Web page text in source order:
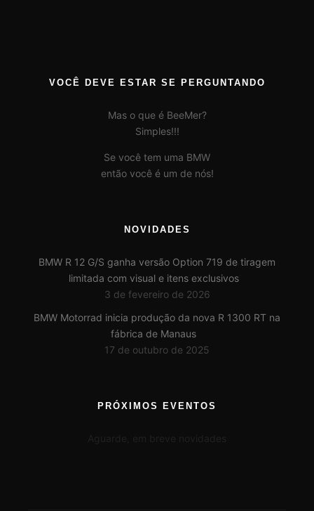
VOCÊ DEVE ESTAR SE PERGUNTANDO
Mas o que é BeeMer?
Simples!!!
Se você tem uma BMW
então você é um de nós!
NOVIDADES
BMW R 12 G/S ganha versão Option 719 de tiragem
limitada com visual e itens exclusivos
3 de fevereiro de 2026
BMW Motorrad inicia produção da nova R 1300 RT na
fábrica de Manaus
17 de outubro de 2025
PRÓXIMOS EVENTOS